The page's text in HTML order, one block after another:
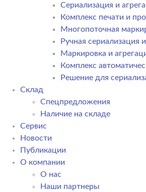
Сериализация и
Комплекс печати и
Многопоточная
Ручная
Маркировка и
Комплекс
Решение для
Склад
Спецпредложения
Наличие на складе
Сервис
Новости
Публикации
О компании
О нас
Наши партнеры